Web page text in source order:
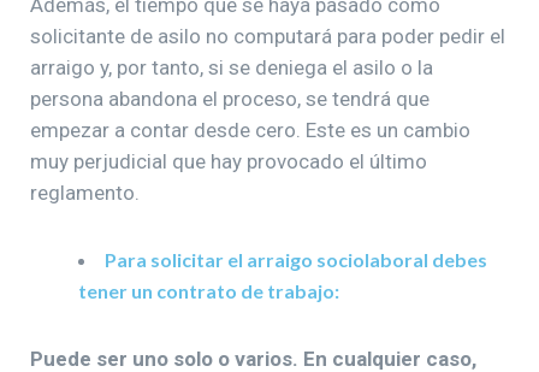
solicitante de asilo no computará para poder pedir el
arraigo y, por tanto, si se deniega el asilo o la
persona abandona el proceso, se tendrá que
empezar a contar desde cero. Este es un cambio
muy perjudicial que hay provocado el último
reglamento.
Para solicitar el arraigo sociolaboral debes
tener un contrato de trabajo:
Puede ser uno solo o varios. En cualquier caso,